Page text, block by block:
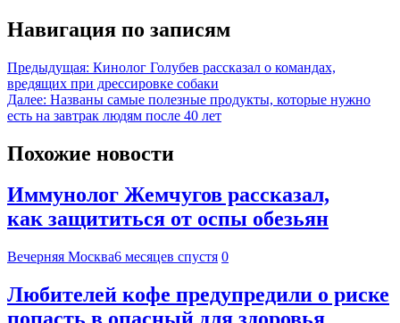
Навигация по записям
Предыдущая: Кинолог Голубев рассказал о командах,
вредящих при дрессировке собаки
Далее: Названы самые полезные продукты, которые нужно
есть на завтрак людям после 40 лет
Похожие новости
Иммунолог Жемчугов рассказал,
как защититься от оспы обезьян
Вечерняя Москва6 месяцев спустя 0
Любителей кофе предупредили о риске